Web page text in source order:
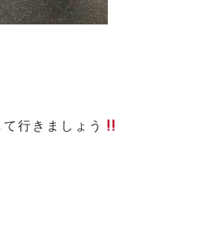
行きましょう